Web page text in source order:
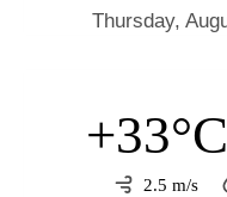
+33°C
2.5 m/s